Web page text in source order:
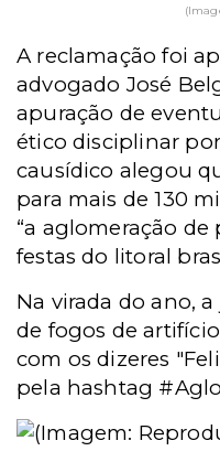
A reclamação foi
advogado José
apuração de
ético disciplinar
causídico alegou
para mais de 130
“a aglomeração de
festas do litoral
Na virada do ano,
de fogos de
com os dizeres
pela hashtag